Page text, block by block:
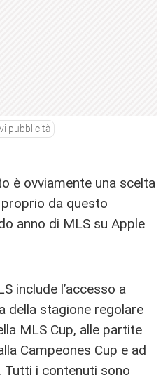
pubblicità
è ovviamente una scelta
da questo
anno di MLS su Apple
include l’accesso a
della stagione regolare
MLS Cup, alle partite
Campeones Cup e ad
Tutti i contenuti sono